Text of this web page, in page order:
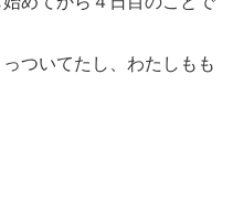
ついてたし、わたしもも